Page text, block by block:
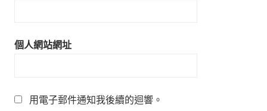
個人網站網址
用電子郵件通知我後續的迴響。